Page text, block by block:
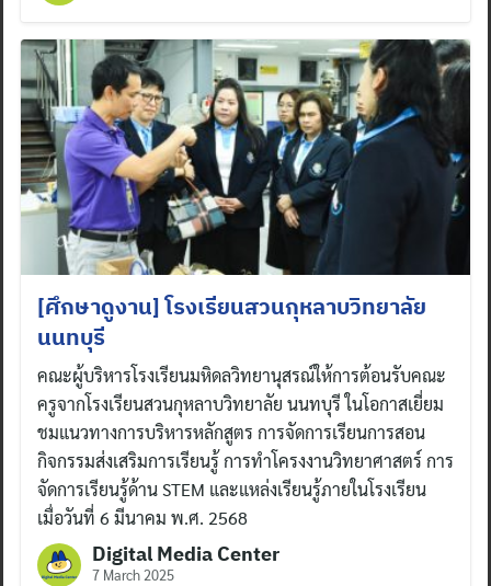
[ศึกษาดูงาน] โรงเรียนสวนกุหลาบวิทยาลัย
นนทบุรี
คณะผู้บริหารโรงเรียนมหิดลวิทยานุสรณ์ให้การต้อนรับคณะ
ครูจากโรงเรียนสวนกุหลาบวิทยาลัย นนทบุรี ในโอกาสเยี่ยม
ชมแนวทางการบริหารหลักสูตร การจัดการเรียนการสอน
กิจกรรมส่งเสริมการเรียนรู้ การทำโครงงานวิทยาศาสตร์ การ
จัดการเรียนรู้ด้าน STEM และแหล่งเรียนรู้ภายในโรงเรียน
เมื่อวันที่ 6 มีนาคม พ.ศ. 2568
Digital Media Center
7 March 2025